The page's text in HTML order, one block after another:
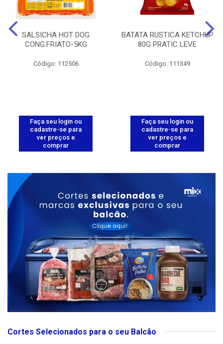
SALSICHA HOT DOG
CONG.FRIATO-5KG
Código: 112506
Faça seu login ou
cadastre-se para
ver preços e
comprar
BATATA RUSTICA KETCHUP
80G PRATIC LEVE
Código: 111349
Faça seu login ou
cadastre-se para
ver preços e
comprar
Cortes Selecionados para o seu Balcão